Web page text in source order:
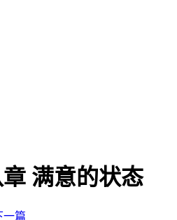
满意的状态
一篇